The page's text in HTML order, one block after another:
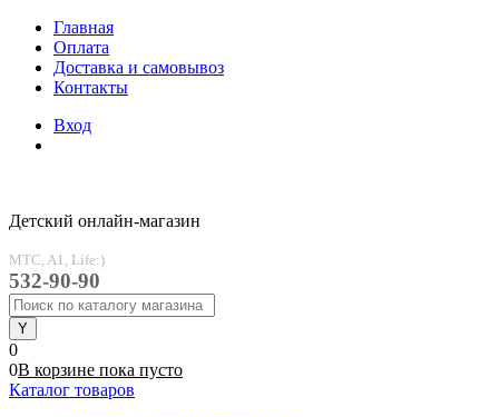
Главная
Оплата
Доставка и самовывоз
Контакты
Вход
Детский онлайн-магазин
MTC, A1, Life:)
532-90-90
0
0В корзине пока пусто
Каталог товаров